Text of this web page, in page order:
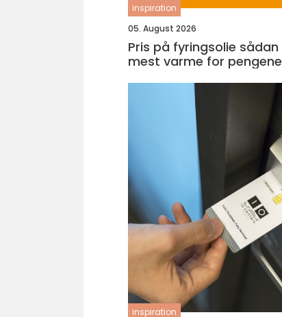
inspiration
05. August 2026
Pris på fyringsolie sådan får du
mest varme for pengene
inspiration